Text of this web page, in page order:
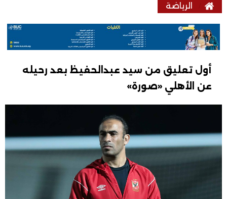
الرياضة
أول تعليق من سيد عبدالحفيظ بعد رحيله
عن الأهلي «صورة»